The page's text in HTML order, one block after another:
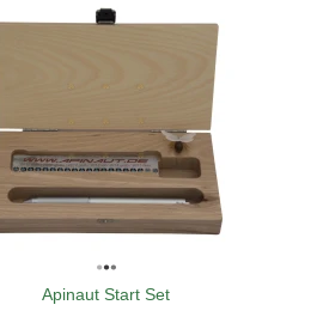
Apinaut Start Set